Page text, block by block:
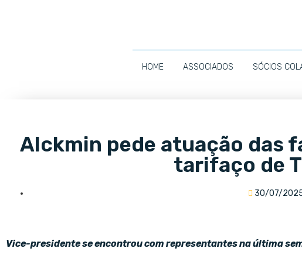
HOME ASSOCIADOS SÓCIOS
Alckmin pede atuação das
tarifaço de
30/07/
Vice-presidente se encontrou com representantes na última